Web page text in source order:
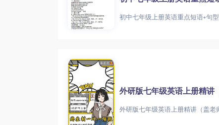
初中七年级上册英语重点短语+句
外研版七年级英语上册精讲